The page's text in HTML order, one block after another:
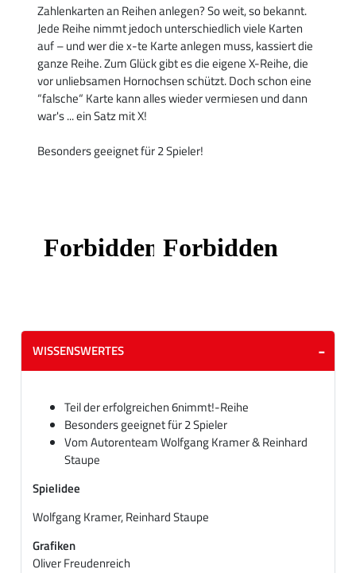
Zahlenkarten an Reihen anlegen? So weit, so bekannt.
Jede Reihe nimmt jedoch unterschiedlich viele Karten
auf – und wer die x-te Karte anlegen muss, kassiert die
ganze Reihe. Zum Glück gibt es die eigene X-Reihe, die
vor unliebsamen Hornochsen schützt. Doch schon eine
“falsche“ Karte kann alles wieder vermiesen und dann
war's ... ein Satz mit X!
Besonders geeignet für 2 Spieler!
WISSENSWERTES
Teil der erfolgreichen 6nimmt!-Reihe
Besonders geeignet für 2 Spieler
Vom Autorenteam Wolfgang Kramer & Reinhard
Staupe
Spielidee
Wolfgang Kramer, Reinhard Staupe
Grafiken
Oliver Freudenreich